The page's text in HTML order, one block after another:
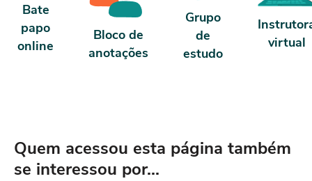
Bate
papo
online
Bloco de
anotações
Grupo
de
estudo
virtual
Quem acessou esta página também
se interessou por...